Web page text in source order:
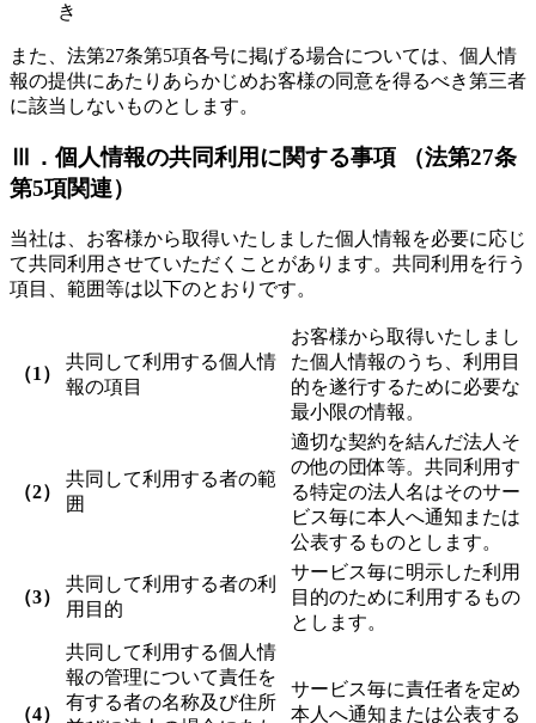
き
また、法第27条第5項各号に掲げる場合については、個人情
報の提供にあたりあらかじめお客様の同意を得るべき第三者
に該当しないものとします。
Ⅲ．個人情報の共同利用に関する事項 （法第27条
第5項関連）
当社は、お客様から取得いたしました個人情報を必要に応じ
て共同利用させていただくことがあります。共同利用を行う
項目、範囲等は以下のとおりです。
（1）
共同して利用する個人情
報の項目
お客様から取得いたしまし
た個人情報のうち、利用目
的を遂行するために必要な
最小限の情報。
（2）
共同して利用する者の範
囲
適切な契約を結んだ法人そ
の他の団体等。共同利用す
る特定の法人名はそのサー
ビス毎に本人へ通知または
公表するものとします。
（3）
共同して利用する者の利
用目的
サービス毎に明示した利用
目的のために利用するもの
とします。
（4）
共同して利用する個人情
報の管理について責任を
有する者の名称及び住所
サービス毎に責任者を定め
本人へ通知または公表する